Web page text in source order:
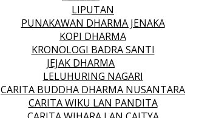
LIPUTAN
PUNAKAWAN DHARMA JENAKA
KOPI DHARMA
KRONOLOGI BADRA SANTI
JEJAK DHARMA
LELUHURING NAGARI
CARITA BUDDHA DHARMA NUSANTARA
CARITA WIKU LAN PANDITA